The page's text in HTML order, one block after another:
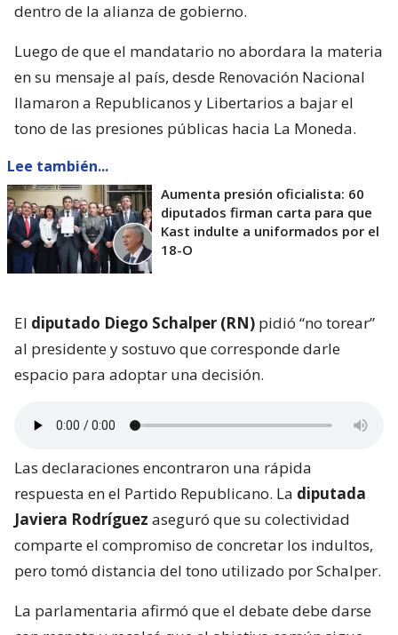
dentro de la alianza de gobierno.
Luego de que el mandatario no abordara la materia
en su mensaje al país, desde Renovación Nacional
llamaron a Republicanos y Libertarios a bajar el
tono de las presiones públicas hacia La Moneda.
Lee también...
Aumenta presión oficialista: 60
diputados firman carta para que
Kast indulte a uniformados por el
18-O
El diputado Diego Schalper (RN) pidió “no torear”
al presidente y sostuvo que corresponde darle
espacio para adoptar una decisión.
Las declaraciones encontraron una rápida
respuesta en el Partido Republicano. La diputada
Javiera Rodríguez aseguró que su colectividad
comparte el compromiso de concretar los indultos,
pero tomó distancia del tono utilizado por Schalper.
La parlamentaria afirmó que el debate debe darse